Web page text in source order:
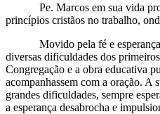
Pe. Marcos em sua vida
princípios cristãos no trabalho,
Movido pela fé e esperança,
diversas dificuldades dos
Congregação e a obra educativa
acompanhassem com a oração. A
grandes dificuldades, sempre
a esperança desabrocha e